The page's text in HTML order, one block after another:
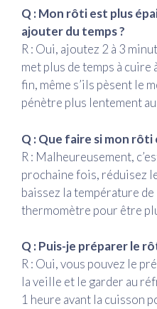
Q : Mon rôti est plus
ajouter du temps ?
R : Oui, ajoutez 2 à 3
met plus de temps à
fin, même s’ils pèsent le
pénètre plus lentement
Q : Que faire si mon
R : Malheureusement,
prochaine fois, réduisez
baissez la température
thermomètre pour être
Q : Puis-je préparer le
R : Oui, vous pouvez le
la veille et le garder au
1 heure avant la cuisson